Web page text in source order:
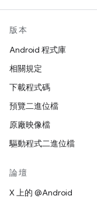
版本
Android 程式庫
相關規定
下載程式碼
預覽二進位檔
原廠映像檔
驅動程式二進位檔
論壇
X 上的 @Android